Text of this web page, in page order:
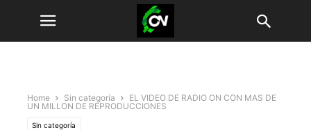
Home Sin categoría
EL VIDEO DE RADIO ON CON MAS DE
UN MILLON DE REPRODUCCIONES
Sin categoría